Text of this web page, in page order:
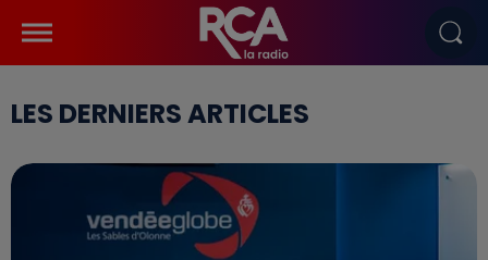
LES DERNIERS ARTICLES